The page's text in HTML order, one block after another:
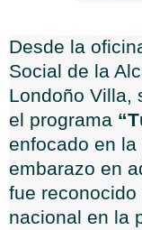
Desde la
Social de la
Londoño Villa,
el programa
enfocado en la
embarazo en
fue reconocido
nacional en la